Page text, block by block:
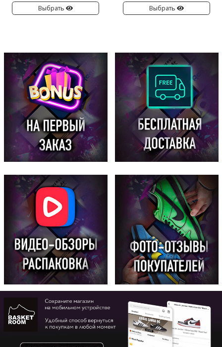
Выбрать Выбрать